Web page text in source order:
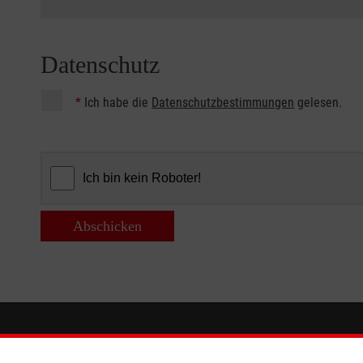
Datenschutz
* Ich habe die Datenschutzbestimmungen gelesen.
Abschicken
Informationen Die